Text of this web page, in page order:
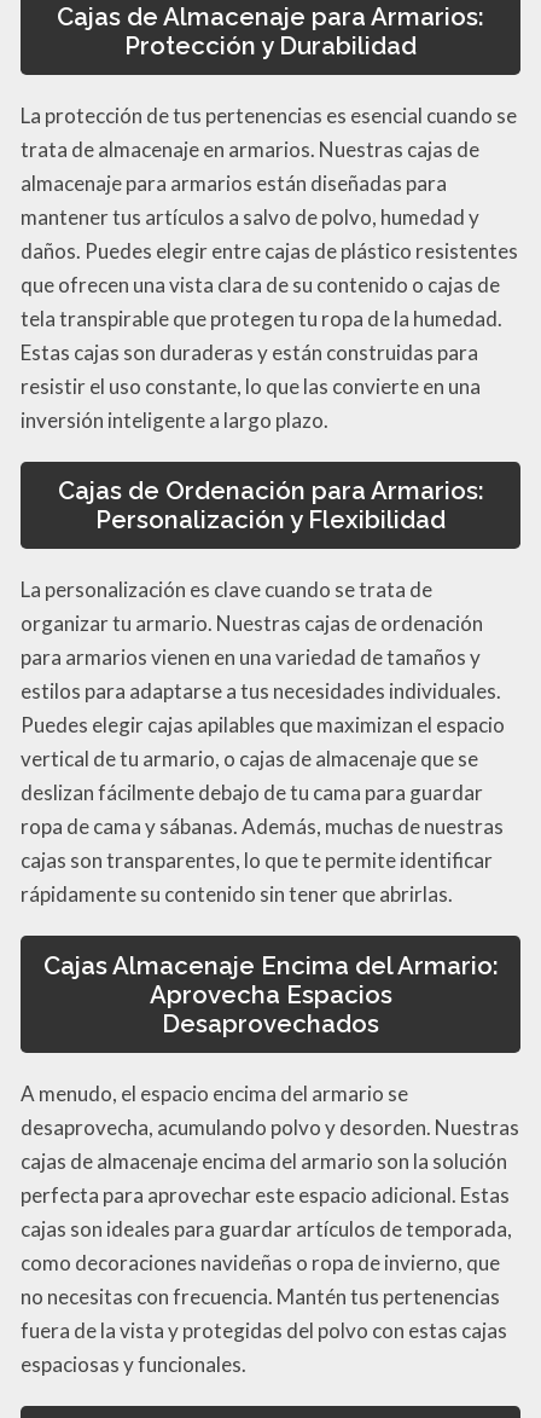
Cajas de Almacenaje para Armarios:
Protección y Durabilidad
La protección de tus pertenencias es esencial cuando se
trata de almacenaje en armarios. Nuestras cajas de
almacenaje para armarios están diseñadas para
mantener tus artículos a salvo de polvo, humedad y
daños. Puedes elegir entre cajas de plástico resistentes
que ofrecen una vista clara de su contenido o cajas de
tela transpirable que protegen tu ropa de la humedad.
Estas cajas son duraderas y están construidas para
resistir el uso constante, lo que las convierte en una
inversión inteligente a largo plazo.
Cajas de Ordenación para Armarios:
Personalización y Flexibilidad
La personalización es clave cuando se trata de
organizar tu armario. Nuestras cajas de ordenación
para armarios vienen en una variedad de tamaños y
estilos para adaptarse a tus necesidades individuales.
Puedes elegir cajas apilables que maximizan el espacio
vertical de tu armario, o cajas de almacenaje que se
deslizan fácilmente debajo de tu cama para guardar
ropa de cama y sábanas. Además, muchas de nuestras
cajas son transparentes, lo que te permite identificar
rápidamente su contenido sin tener que abrirlas.
Cajas Almacenaje Encima del Armario:
Aprovecha Espacios
Desaprovechados
A menudo, el espacio encima del armario se
desaprovecha, acumulando polvo y desorden. Nuestras
cajas de almacenaje encima del armario son la solución
perfecta para aprovechar este espacio adicional. Estas
cajas son ideales para guardar artículos de temporada,
como decoraciones navideñas o ropa de invierno, que
no necesitas con frecuencia. Mantén tus pertenencias
fuera de la vista y protegidas del polvo con estas cajas
espaciosas y funcionales.